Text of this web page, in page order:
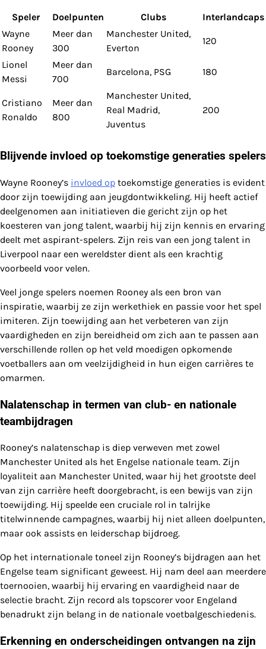
Speler
Doelpunten Clubs
Interlandcaps
Wayne
Rooney
Meer dan
300
Manchester United,
Everton
120
Lionel
Messi
Meer dan
700
Barcelona, PSG 180
Cristiano
Ronaldo
Meer dan
800
Manchester United,
Real Madrid,
Juventus
200
Blijvende invloed op toekomstige generaties spelers
Wayne Rooney’s invloed op toekomstige generaties is evident
door zijn toewijding aan jeugdontwikkeling. Hij heeft actief
deelgenomen aan initiatieven die gericht zijn op het
koesteren van jong talent, waarbij hij zijn kennis en ervaring
deelt met aspirant-spelers. Zijn reis van een jong talent in
Liverpool naar een wereldster dient als een krachtig
voorbeeld voor velen.
Veel jonge spelers noemen Rooney als een bron van
inspiratie, waarbij ze zijn werkethiek en passie voor het spel
imiteren. Zijn toewijding aan het verbeteren van zijn
vaardigheden en zijn bereidheid om zich aan te passen aan
verschillende rollen op het veld moedigen opkomende
voetballers aan om veelzijdigheid in hun eigen carrières te
omarmen.
Nalatenschap in termen van club- en nationale
teambijdragen
Rooney’s nalatenschap is diep verweven met zowel
Manchester United als het Engelse nationale team. Zijn
loyaliteit aan Manchester United, waar hij het grootste deel
van zijn carrière heeft doorgebracht, is een bewijs van zijn
toewijding. Hij speelde een cruciale rol in talrijke
titelwinnende campagnes, waarbij hij niet alleen doelpunten,
maar ook assists en leiderschap bijdroeg.
Op het internationale toneel zijn Rooney’s bijdragen aan het
Engelse team significant geweest. Hij nam deel aan meerdere
toernooien, waarbij hij ervaring en vaardigheid naar de
selectie bracht. Zijn record als topscorer voor Engeland
benadrukt zijn belang in de nationale voetbalgeschiedenis.
Erkenning en onderscheidingen ontvangen na zijn